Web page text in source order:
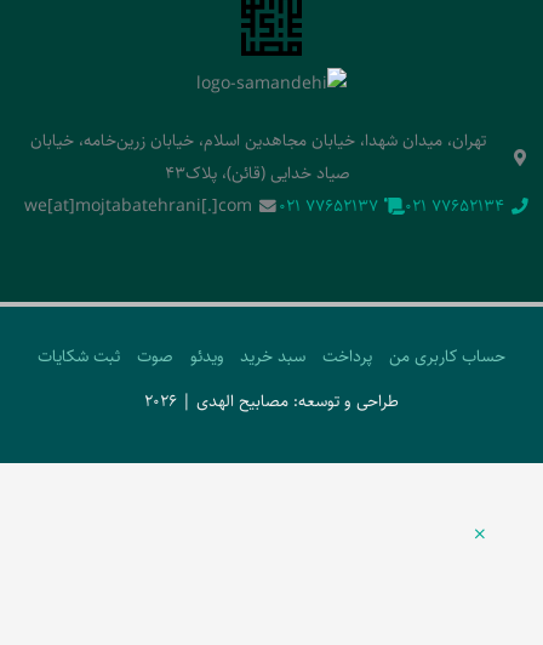
تهران، میدان شهدا، خیابان مجاهدین اسلام، خیابان زرین‌خامه، خیابان
صیاد خدایی (قائن)، پلاک43
‭021 77652134‬
‭021 77652137‬
we[at]mojtabatehrani[.]com
حساب کاربری من پرداخت سبد خرید ویدئو صوت
ثبت شکایات
طراحی و توسعه: مصابیح الهدی | 2026